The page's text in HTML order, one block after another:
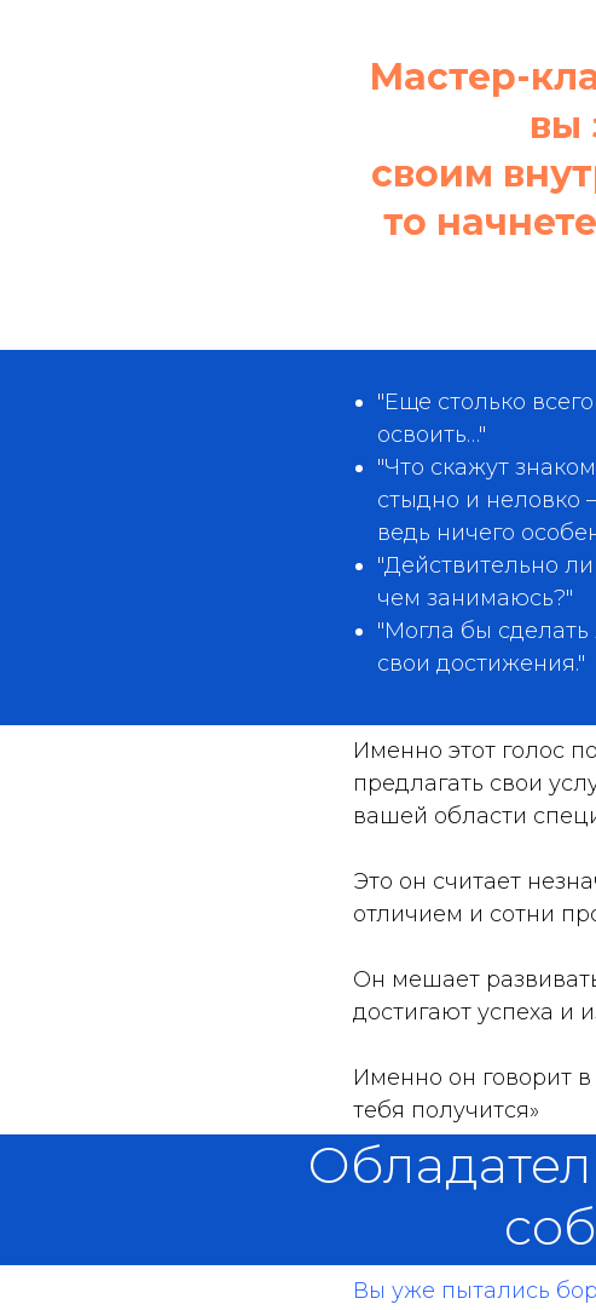
Мастер-
вы
своим
то
"Еще столько
освоить…"
"Что скажут
стыдно и неловко
ведь ничего
"Действительно
чем занимаюсь?"
"Могла бы
свои достижения."
Именно этот голос
предлагать свои
вашей области
Это он считает
отличием и сотни
Он мешает
достигают успеха и
Именно он говорит
тебя получится»
Вы уже пытались